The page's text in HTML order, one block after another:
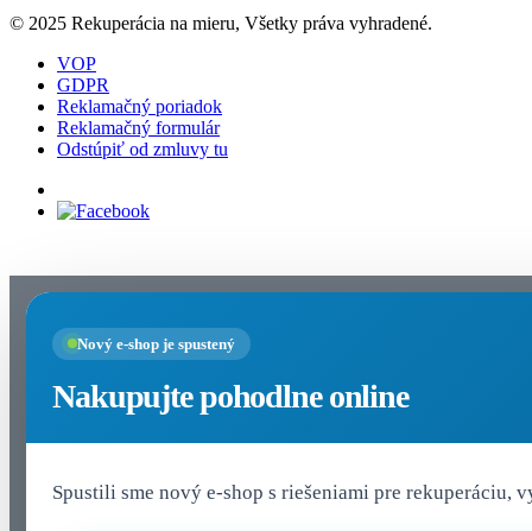
© 2025 Rekuperácia na mieru, Všetky práva vyhradené.
VOP
GDPR
Reklamačný poriadok
Reklamačný formulár
Odstúpiť od zmluvy tu
Nový e-shop je spustený
Nakupujte pohodlne online
Spustili sme nový e-shop s riešeniami pre rekuperáciu,